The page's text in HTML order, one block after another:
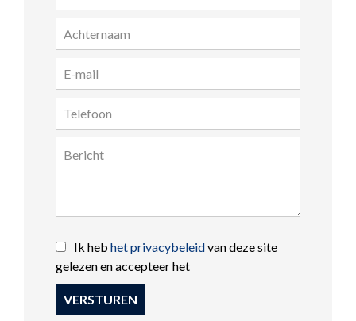
Ik heb het privacybeleidvan deze site
gelezen en accepteer het
VERSTUREN